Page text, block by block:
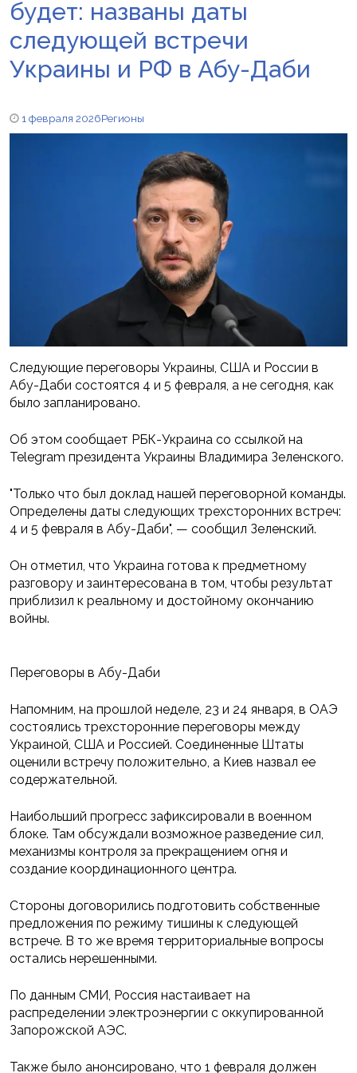
будет: названы даты
следующей встречи
Украины и РФ в Абу-Даби
1 февраля 2026Регионы
Следующие переговоры Украины, США и России в
Абу-Даби состоятся 4 и 5 февраля, а не сегодня, как
было запланировано.
Об этом сообщает РБК-Украина со ссылкой на
Telegram президента Украины Владимира Зеленского.
"Только что был доклад нашей переговорной команды.
Определены даты следующих трехсторонних встреч:
4 и 5 февраля в Абу-Даби", — сообщил Зеленский.
Он отметил, что Украина готова к предметному
разговору и заинтересована в том, чтобы результат
приблизил к реальному и достойному окончанию
войны.
Переговоры в Абу-Даби
Напомним, на прошлой неделе, 23 и 24 января, в ОАЭ
состоялись трехсторонние переговоры между
Украиной, США и Россией. Соединенные Штаты
оценили встречу положительно, а Киев назвал ее
содержательной.
Наибольший прогресс зафиксировали в военном
блоке. Там обсуждали возможное разведение сил,
механизмы контроля за прекращением огня и
создание координационного центра.
Стороны договорились подготовить собственные
предложения по режиму тишины к следующей
встрече. В то же время территориальные вопросы
остались нерешенными.
По данным СМИ, Россия настаивает на
распределении электроэнергии с оккупированной
Запорожской АЭС.
Также было анонсировано, что 1 февраля должен